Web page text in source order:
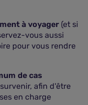
à voyager (et si
vous aussi
pour vous rendre
de cas
afin d'être
en charge